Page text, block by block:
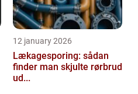
12 january 2026
Lækagesporing: sådan
finder man skjulte rørbrud
ud...